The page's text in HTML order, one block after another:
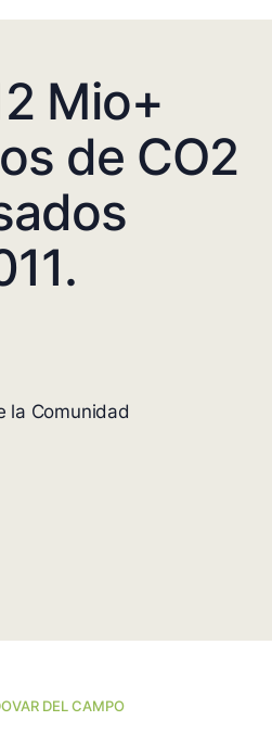
Mio+
de CO2
la Comunidad
DEL CAMPO